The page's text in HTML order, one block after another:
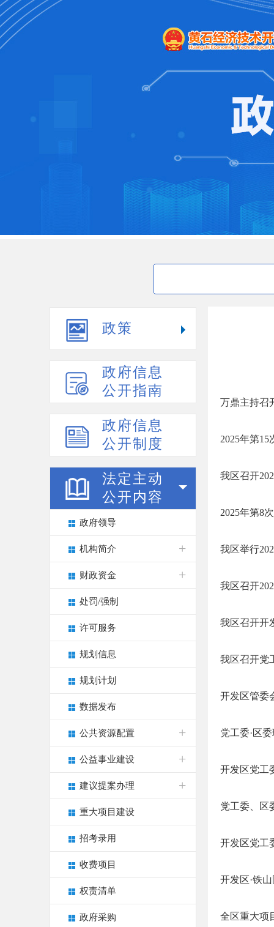
政策
政府信息
公开指南
政府信息
公开制度
法定主动
公开内容
政府领导
机构简介
财政资金
处罚/强制
许可服务
规划信息
规划计划
数据发布
公共资源配置
公益事业建设
建议提案办理
重大项目建设
招考录用
收费项目
权责清单
政府采购
万鼎主持召
2025年第
我区召开
2025年第8
我区举行
我区召开
我区召开开
我区召开党
开发区管委
党工委·区
开发区党工
党工委、区
开发区党工
开发区·铁
全区重大项